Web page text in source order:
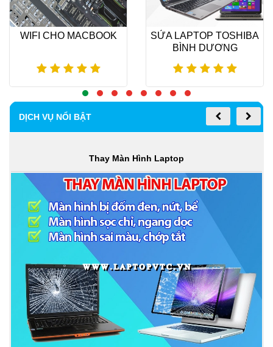
WIFI CHO MACBOOK
Xem thêm
SỬA LAPTOP TOSHIBA
BÌNH DƯƠNG
Xem thêm
DỊCH VỤ NỔI BẬT
Thay Màn Hình Laptop